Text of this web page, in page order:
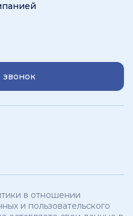
звонок
в отношении
и пользовательского